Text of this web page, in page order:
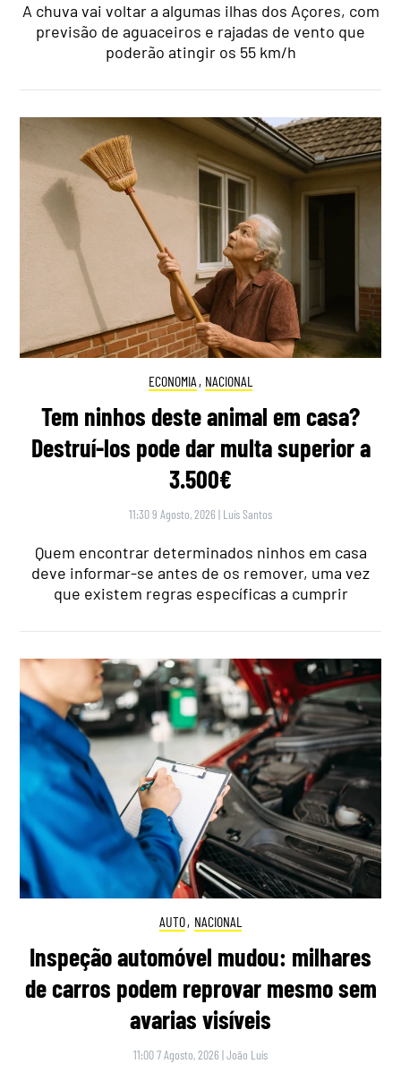
A chuva vai voltar a algumas ilhas dos Açores, com
previsão de aguaceiros e rajadas de vento que
poderão atingir os 55 km/h
ECONOMIA , NACIONAL
Tem ninhos deste animal em casa?
Destruí-los pode dar multa superior a
3.500€
11:30 9 Agosto, 2026 | Luís Santos
Quem encontrar determinados ninhos em casa
deve informar-se antes de os remover, uma vez
que existem regras específicas a cumprir
AUTO, NACIONAL
Inspeção automóvel mudou: milhares
de carros podem reprovar mesmo sem
avarias visíveis
11:00 7 Agosto, 2026 |João Luís